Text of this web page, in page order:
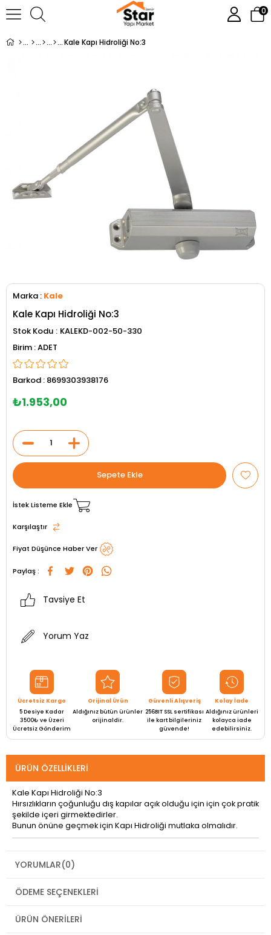
0
Kale Kapı Hidroliği No:3
Marka : Kale
Kale Kapı Hidroliği No:3
Stok Kodu
KALEKD-002-50-330
ADET
Barkod : 8699303938176
₺1.953,00
İstek Listeme Ekle
Karşılaştır
Fiyat Düşünce Haber Ver
Paylaş :
Tavsiye Et
Yorum Yaz
Ücretsiz Kargo
5 Desiye Kadar
3500₺ ve Üzeri
Ücretsiz Gönderim
Orijinal Ürün
Aldığınız bütün ürünler
orijinaldir.
Güvenli Alışveriş
256BIT SSL sertifikası
ile kart bilgileriniz
güvende!
Kolay İade
Aldığınız ürünleri
kolayca iade
edebilirsiniz.
ÜRÜN ÖZELLIKLERI
Kale Kapı Hidroliği No:3
Hırsızlıkların çoğunluğu dış kapılar açık olduğu için için çok pratik
şekilde içeri girmektedirler.
Bunun önüne geçmek için Kapı Hidroliği mutlaka olmalıdır.
YORUMLAR(0)
ÖDEME SEÇENEKLERI
ÜRÜN ÖNERILERI